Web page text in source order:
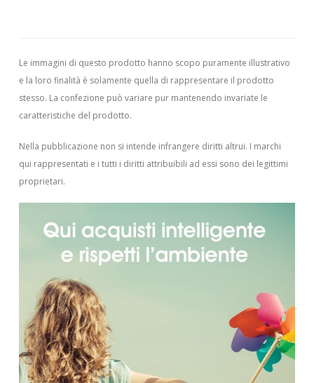
Le immagini di questo prodotto hanno scopo puramente illustrativo
e la loro finalità è solamente quella di rappresentare il prodotto
stesso. La confezione può variare pur mantenendo invariate le
caratteristiche del prodotto.
Nella pubblicazione non si intende infrangere diritti altrui. I marchi
qui rappresentati e i tutti i diritti attribuibili ad essi sono dei legittimi
proprietari.